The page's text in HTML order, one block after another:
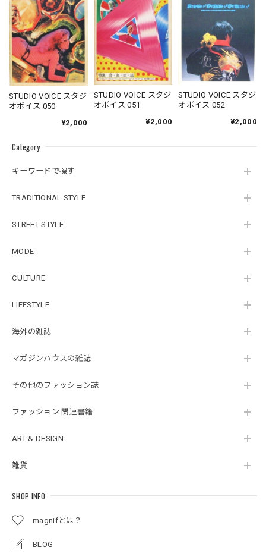
Category
キーワードで探す
TRADITIONAL STYLE
STREET STYLE
MODE
CULTURE
LIFESTYLE
海外の雑誌
マガジンハウスの雑誌
その他のファッション誌
ファッション 関連書籍
ART & DESIGN
雑貨
SHOP INFO
magnifとは？
BLOG
STUDIO VOICE スタジ
オボイス 050
¥2,000
STUDIO VOICE スタジ
オボイス 051
¥2,000
STUDIO VOICE スタジ
オボイス 052
¥2,000